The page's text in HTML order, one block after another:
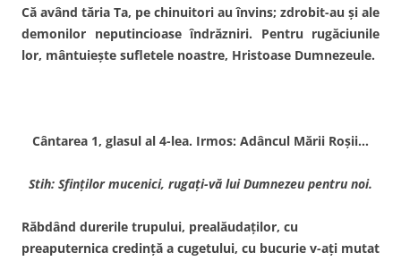
Că având tăria Ta, pe chinuitori au învins; zdrobit-au şi ale
demonilor neputincioase îndrăzniri. Pentru rugăciunile
lor, mântuieşte sufletele noastre, Hristoase Dumnezeule.
Cântarea 1, glasul al 4-lea. Irmos: Adâncul Mării Roşii…
Stih: Sfinţilor mucenici, rugaţi-vă lui Dumnezeu pentru noi.
Răbdând durerile trupului, prealăudaţilor, cu
preaputernica credinţă a cugetului, cu bucurie v-aţi mutat